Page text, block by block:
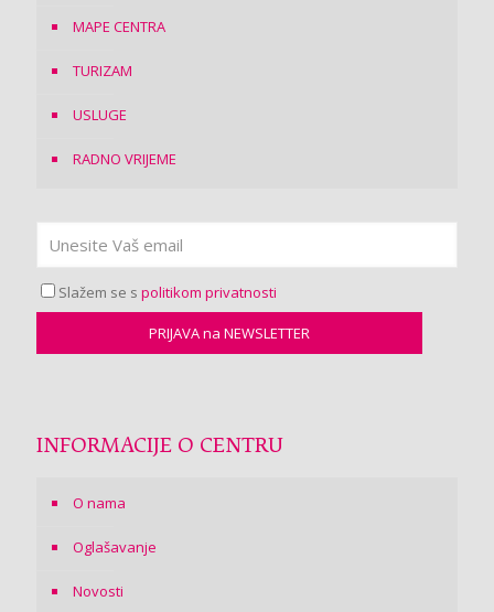
MAPE CENTRA
TURIZAM
USLUGE
RADNO VRIJEME
Slažem se s politikom privatnosti
INFORMACIJE O CENTRU
O nama
Oglašavanje
Novosti